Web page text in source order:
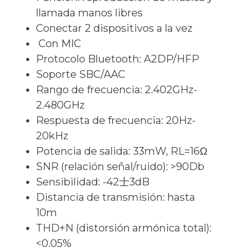
llamada manos libres
Conectar 2 dispositivos a la vez
Con MIC
Protocolo Bluetooth: A2DP/HFP
Soporte SBC/AAC
Rango de frecuencia: 2.402GHz-
2.480GHz
Respuesta de frecuencia: 20Hz-
20kHz
Potencia de salida: 33mW, RL=16Ω
SNR (relación señal/ruido): >90Db
Sensibilidad: -42士3dB
Distancia de transmisión: hasta
10m
THD+N (distorsión armónica total):
<0.05%